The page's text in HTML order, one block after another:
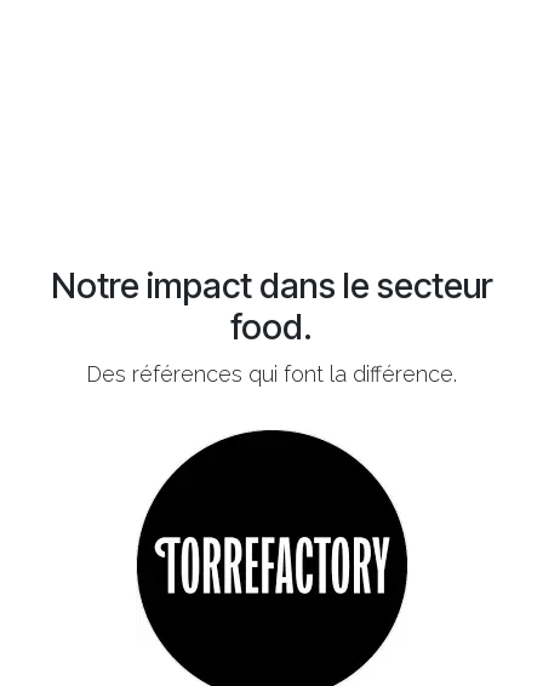
Notre impact dans le secteur
food.
Des références qui font la différence.